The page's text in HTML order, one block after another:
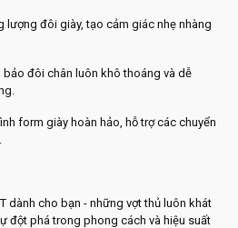
lượng đôi giày, tạo cảm giác nhẹ nhàng
bảo đôi chân luôn khô thoáng và dễ
form giày hoàn hảo, hỗ trợ các chuyển
dành cho bạn - những vợt thủ luôn khát
đột phá trong phong cách và hiệu suất